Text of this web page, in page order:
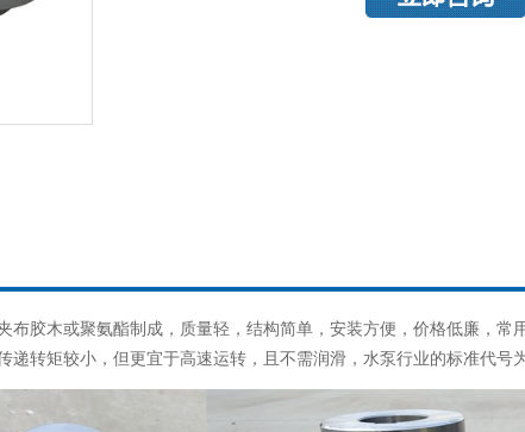
布胶木或聚氨酯制成，质量轻，结构简单，安装方便，价格低廉，常
递转矩较小，但更宜于高速运转，且不需润滑，水泵行业的标准代号